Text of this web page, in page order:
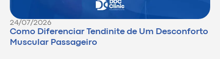
24/07/2026
Como Diferenciar Tendinite de Um Desconforto
Muscular Passageiro